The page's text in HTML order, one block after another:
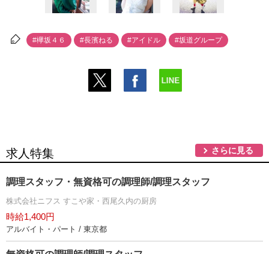
#欅坂４６ #長濱ねる #アイドル #坂道グループ
求人特集 さらに見る
調理スタッフ・無資格可の調理師/調理スタッフ
株式会社ニフス すこや家・西尾久内の厨房
時給1,400円
アルバイト・パート / 東京都